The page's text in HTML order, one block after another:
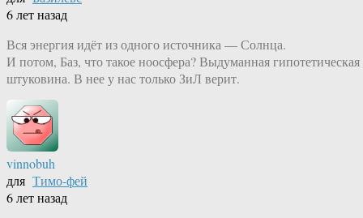
6 лет назад
Вся энергия идёт из одного источника — Солнца.
И потом, Баз, что такое ноосфера? Выдуманная гипотетическая
штуковина. В нее у нас только ЗиЛ верит.
vinnobuh
для Тимо-фей
6 лет назад